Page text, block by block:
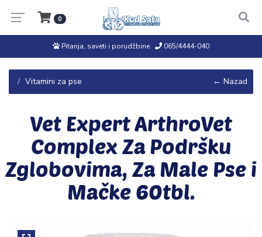
0
Pitanja, saveti i porudžbine 065/4444-040
Vitamini za pse ← Nazad
Vet Expert ArthroVet
Complex Za Podršku
Zglobovima, Za Male Pse i
Mačke 60tbl.